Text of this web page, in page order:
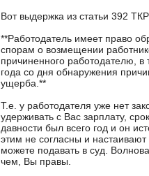
Вот выдержка из статьи 392
**Работодатель имеет право
спорам о возмещении
причиненного работодателю, в
года со дня обнаружения
ущерба.**
Т.е. у работодателя уже нет
удерживать с Вас зарплату,
давности был всего год и он
этим не согласны и
можете подавать в суд.
чем, Вы правы.